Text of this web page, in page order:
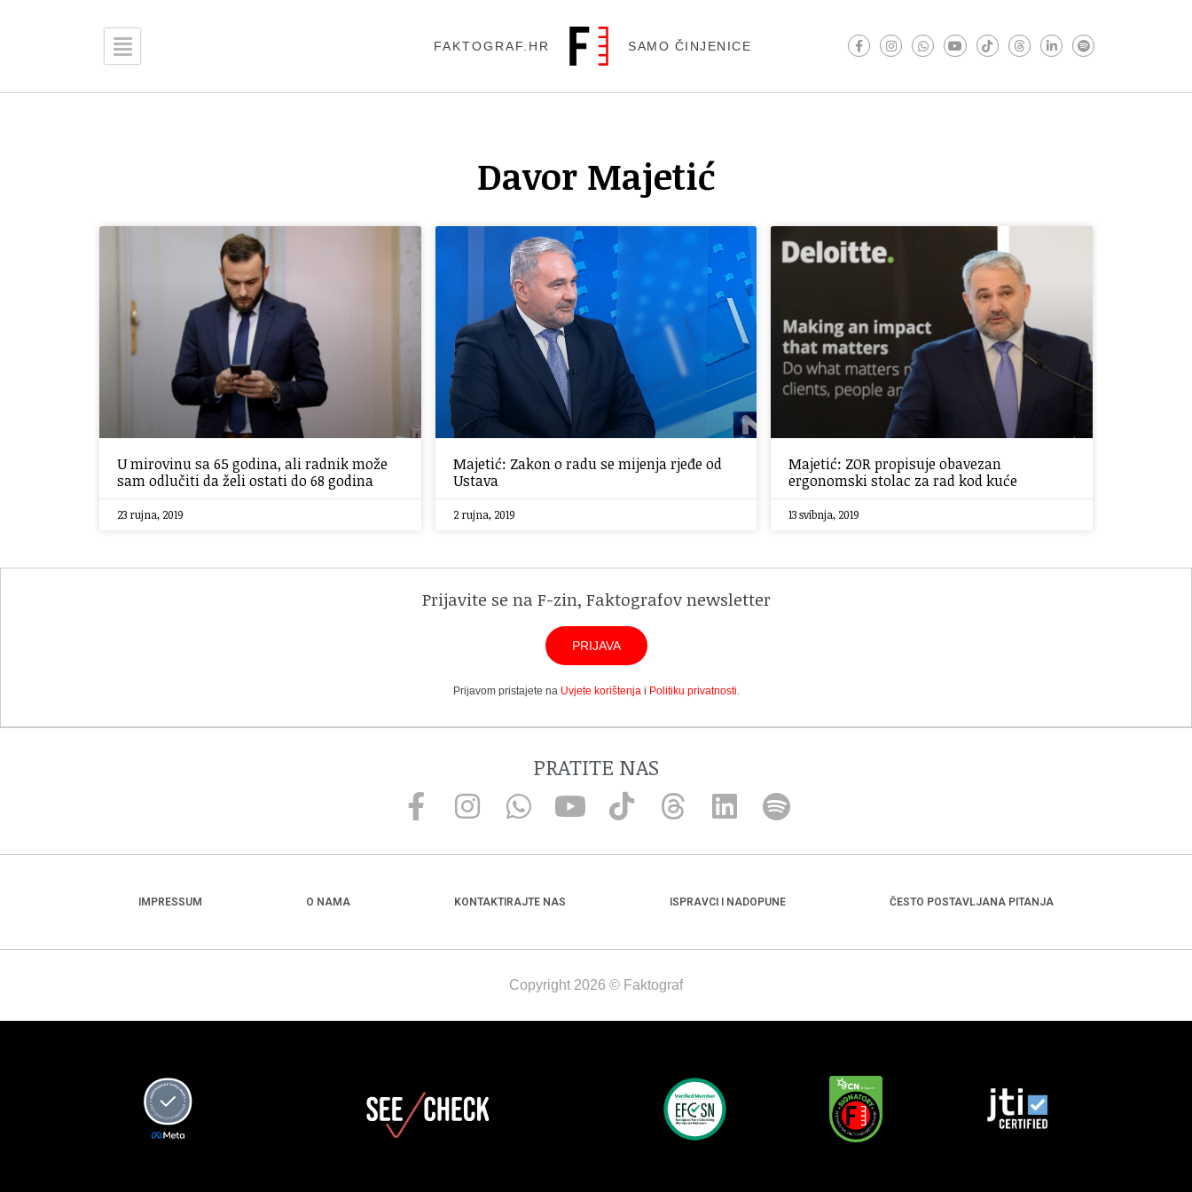
FAKTOGRAF.HR SAMO ČINJENICE
Davor Majetić
U mirovinu sa 65 godina, ali radnik može
sam odlučiti da želi ostati do 68 godina
23 rujna, 2019
Majetić: Zakon o radu se mijenja rjeđe od
Ustava
2 rujna, 2019
Majetić: ZOR propisuje obavezan
ergonomski stolac za rad kod kuće
13 svibnja, 2019
Prijavite se na F-zin, Faktografov newsletter
PRIJAVA
Prijavom pristajete na Uvjete korištenjai Politiku privatnosti.
PRATITE NAS
IMPRESSUM O NAMA KONTAKTIRAJTE NAS ISPRAVCI I NADOPUNE ČESTO POSTAVLJANA PITANJA
Copyright 2026 © Faktograf